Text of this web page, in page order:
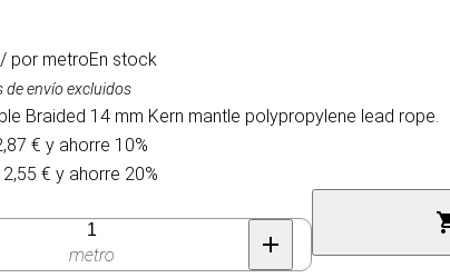
/ por metroEn stock
de envío excluidos
Braided 14 mm Kern mantle polypropylene lead rope.
€ y ahorre 10%
€ y ahorre 20%
metro